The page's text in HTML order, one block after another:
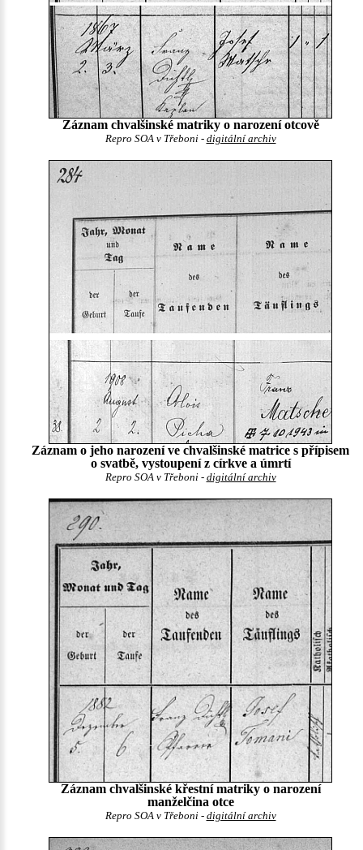
Záznam chvalšinské matriky o narození otcově
Repro SOA v Třeboni - digitální archiv
Záznam o jeho narození ve chvalšinské matrice s přípisem
o svatbě, vystoupení z církve a úmrtí
Repro SOA v Třeboni - digitální archiv
Záznam chvalšinské křestní matriky o narození
manželčina otce
Repro SOA v Třeboni - digitální archiv